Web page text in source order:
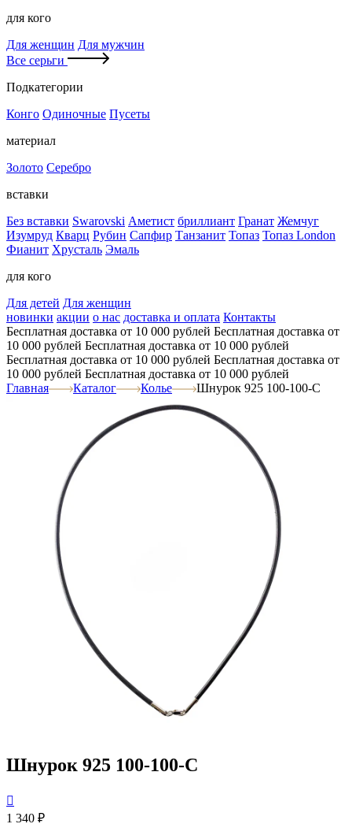
для кого
Для женщин Для мужчин
Все серьги
Подкатегории
Конго Одиночные Пусеты
материал
Золото Серебро
вставки
Без вставки Swarovski Аметист бриллиант Гранат Жемчуг
Изумруд Кварц Рубин Сапфир Танзанит Топаз Топаз London
Фианит Хрусталь Эмаль
для кого
Для детей Для женщин
новинки акции о нас доставка и оплата Контакты
Бесплатная доставка от 10 000 рублей Бесплатная доставка от
10 000 рублей Бесплатная доставка от 10 000 рублей
Бесплатная доставка от 10 000 рублей Бесплатная доставка от
10 000 рублей Бесплатная доставка от 10 000 рублей
Главная
Каталог Колье Шнурок 925 100-100-С
Шнурок 925 100-100-С

1 340 ₽